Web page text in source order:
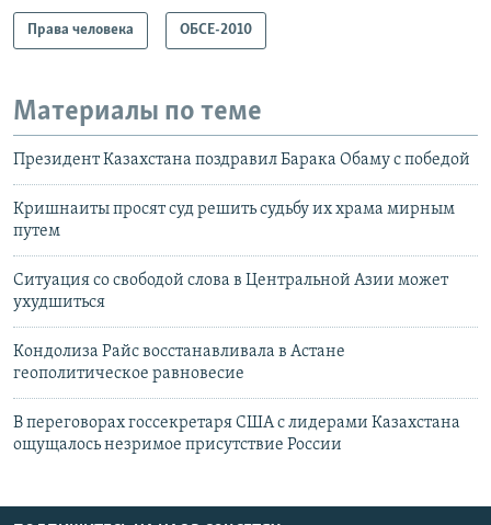
Права человека ОБСЕ-2010
Материалы по теме
Президент Казахстана поздравил Барака Обаму с победой
Кришнаиты просят суд решить судьбу их храма мирным
путем
Ситуация со свободой слова в Центральной Азии может
ухудшиться
Кондолиза Райс восстанавливала в Астане
геополитическое равновесие
В переговорах госсекретаря США с лидерами Казахстана
ощущалось незримое присутствие России